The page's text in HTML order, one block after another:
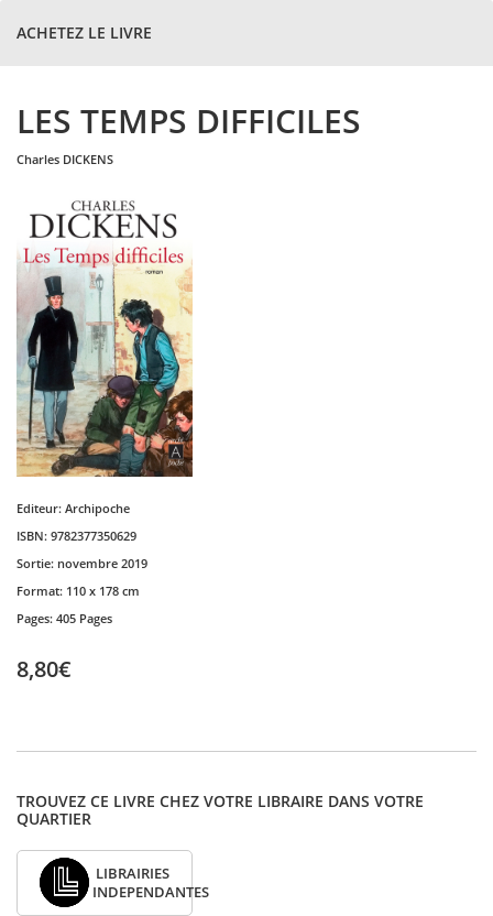
ACHETEZ LE LIVRE
LES TEMPS DIFFICILES
charles DICKENS
Editeur: Archipoche
ISBN: 9782377350629
Sortie: novembre 2019
Format: 110 x 178 cm
Pages: 405 Pages
8,80€
TROUVEZ CE LIVRE CHEZ VOTRE LIBRAIRE DANS VOTRE
QUARTIER
LIBRAIRIES
INDEPENDANTES